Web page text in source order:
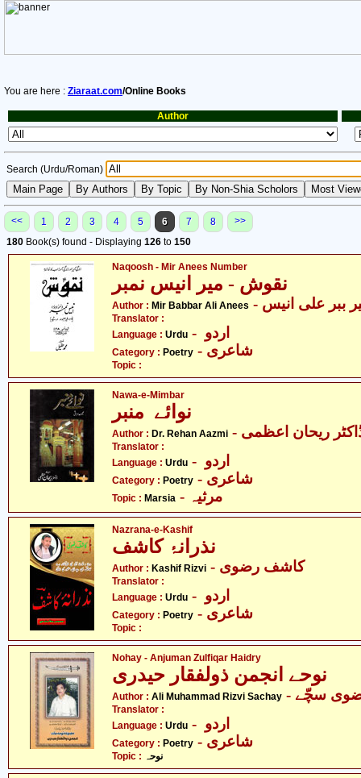
You are here : Ziaraat.com/Online Books
Author
Search (Urdu/Roman)
<< 1 2 3 4 5 6 7 8
>>
180 Book(s) found - Displaying 126 to 150
Naqoosh - Mir Anees Number
نقوش - میر انیس نمبر
Author : Mir Babbar Ali Anees ببر علی انیس
Translator :
Language : Urdu
Category : Poetry - شاعری
Topic :
Nawa-e-Mimbar
Author : Dr. Rehan Aazmi ڈاکٹر ریحان اعظمی
Translator :
Language : Urdu
Category : Poetry - شاعری
Topic : Marsia
Nazrana-e-Kashif
نذرانۂ کاشف
Author : Kashif Rizvi - کاشف رضوی
Translator :
Language : Urdu
Category : Poetry - شاعری
Topic :
Nohay - Anjuman Zulfiqar Haidry
نوحے انجمن ذولفقار حیدری
Author : Ali Muhammad Rizvi Sachay سچّے
Translator :
Language : Urdu
Category : Poetry - شاعری
Topic : نوحہ